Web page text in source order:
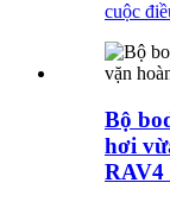
cuộc
Bộ
hơi
RAV4